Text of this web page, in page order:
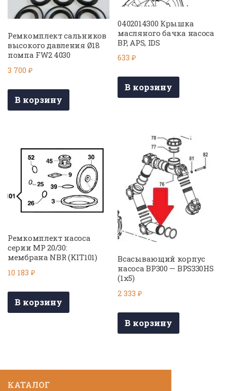
Ремкомплект сальников
высокого давления Ø18
помпа FW2 4030
3 700 ₽
В корзину
0402014300 Крышка
масляного бачка насоса
BP, APS, IDS
633₽
В корзину
Ремкомплект насоса
серии МР 20/30:
мембрана NBR (KIT101)
10 183 ₽
В корзину
Всасывающий корпус
насоса BP300 — BPS330HS
(1х5)
2 333₽
В корзину
КАТАЛОГ